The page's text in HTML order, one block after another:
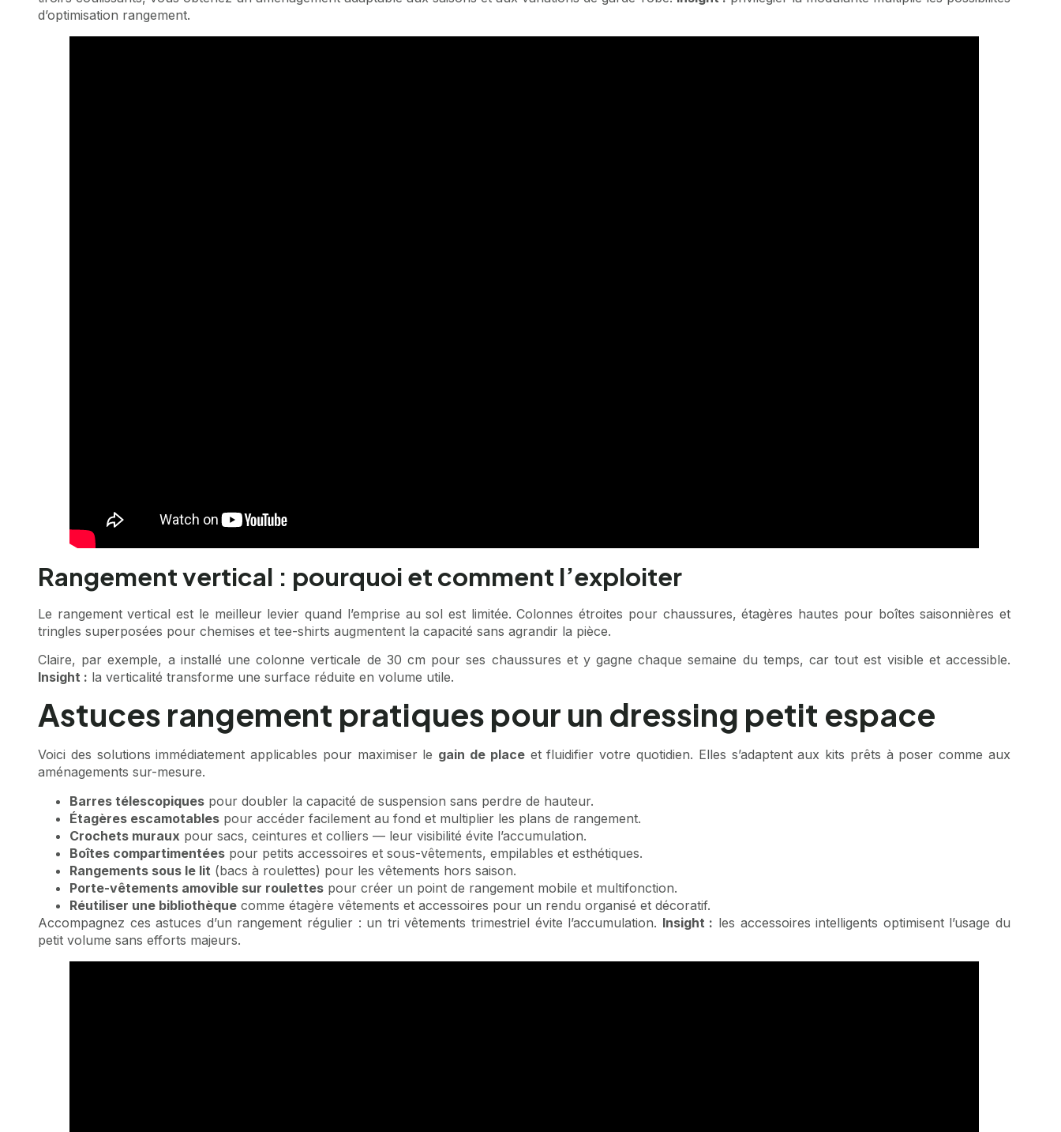
d’optimisation rangement.
Rangement vertical : pourquoi et comment l’exploiter
Le rangement vertical est le meilleur levier quand l’emprise au sol est limitée. Colonnes étroites pour chaussures, étagères hautes pour boîtes saisonnières et
tringles superposées pour chemises et tee-shirts augmentent la capacité sans agrandir la pièce.
Claire, par exemple, a installé une colonne verticale de 30 cm pour ses chaussures et y gagne chaque semaine du temps, car tout est visible et accessible.
Insight : la verticalité transforme une surface réduite en volume utile.
Astuces rangement pratiques pour un dressing petit espace
Voici des solutions immédiatement applicables pour maximiser le gain de placeet fluidifier votre quotidien. Elles s’adaptent aux kits prêts à poser comme aux
aménagements sur-mesure.
Barres télescopiques pour doubler la capacité de suspension sans perdre de hauteur.
Étagères escamotables pour accéder facilement au fond et multiplier les plans de rangement.
Crochets muraux pour sacs, ceintures et colliers — leur visibilité évite l’accumulation.
Boîtes compartimentées pour petits accessoires et sous-vêtements, empilables et esthétiques.
Rangements sous le lit (bacs à roulettes) pour les vêtements hors saison.
Porte-vêtements amovible sur roulettes pour créer un point de rangement mobile et multifonction.
Réutiliser une bibliothèque comme étagère vêtements et accessoires pour un rendu organisé et décoratif.
Accompagnez ces astuces d’un rangement régulier : un tri vêtements trimestriel évite l’accumulation. Insight : les accessoires intelligents optimisent l’usage du
petit volume sans efforts majeurs.